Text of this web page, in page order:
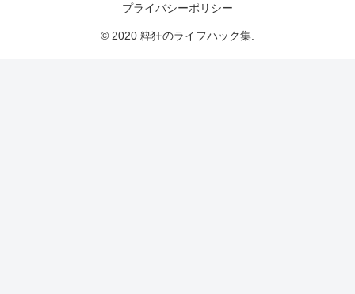
プライバシーポリシー
© 2020 粋狂のライフハック集.